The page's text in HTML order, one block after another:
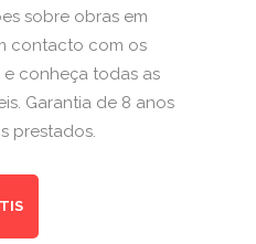
sobre obras em
contacto com os
conheça todas as
Garantia de 8 anos
prestados.